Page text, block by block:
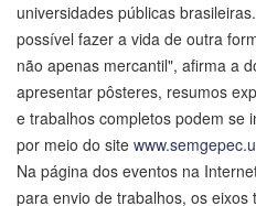
universidades públicas
possível fazer a vida de outra
não apenas mercantil", afirma a
apresentar pôsteres, resumos
e trabalhos completos podem se
por meio do site
Na página dos eventos na
para envio de trabalhos, os eixos